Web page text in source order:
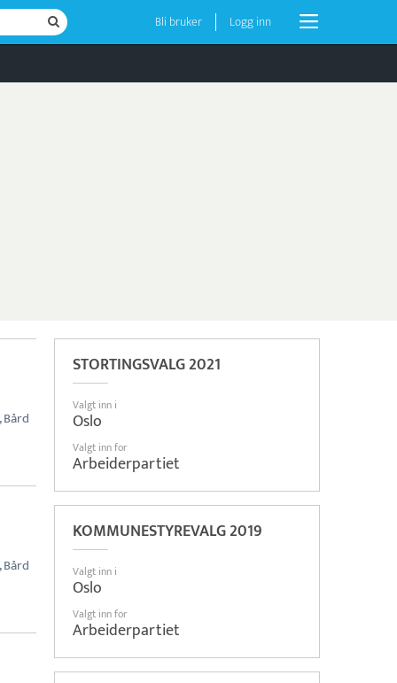
Bli bruker Logg inn
STORTINGSVALG 2021
Valgt inn i
Oslo
Valgt inn for
Arbeiderpartiet
KOMMUNESTYREVALG 2019
Valgt inn i
Oslo
Valgt inn for
Arbeiderpartiet